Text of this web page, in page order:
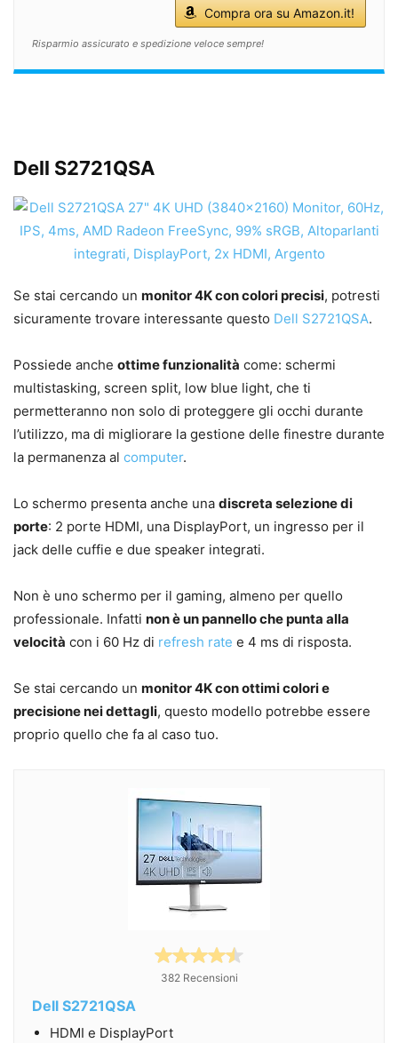
Compra ora su Amazon.it!
Risparmio assicurato e spedizione veloce sempre!
Dell S2721QSA
Se stai cercando un monitor 4K con colori precisi, potresti
sicuramente trovare interessante questo Dell S2721QSA.
Possiede anche ottime funzionalità come: schermi
multistasking, screen split, low blue light, che ti
permetteranno non solo di proteggere gli occhi durante
l’utilizzo, ma di migliorare la gestione delle finestre durante
la permanenza al computer.
Lo schermo presenta anche una discreta selezione di
porte: 2 porte HDMI, una DisplayPort, un ingresso per il
jack delle cuffie e due speaker integrati.
Non è uno schermo per il gaming, almeno per quello
professionale. Infatti non è un pannello che punta alla
velocità con i 60 Hz di refresh rate e 4 ms di risposta.
Se stai cercando un monitor 4K con ottimi colori e
precisione nei dettagli, questo modello potrebbe essere
proprio quello che fa al caso tuo.
382 Recensioni
Dell S2721QSA
HDMI e DisplayPort